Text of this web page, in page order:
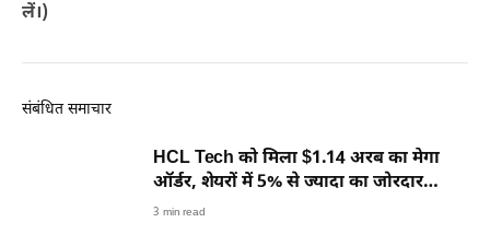
लें।)
संबंधित समाचार
HCL Tech को मिला $1.14 अरब का मेगा
ऑर्डर, शेयरों में 5% से ज्यादा का जोरदार
उछाल
3 min read